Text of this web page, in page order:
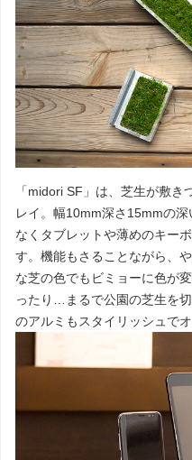
「midori SF」は、芝生が敷
レイ。幅10mm深さ15mmの
なくタブレットや薄めのキー
す。機能もさることながら、
な芝の色でもビミョーに色が
ったり…まるで公園の芝生を
のアルミもスタイリッシュで